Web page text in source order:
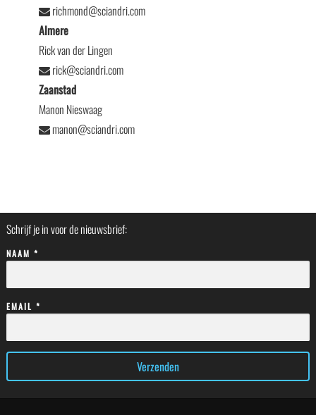
richmond@sciandri.com
Almere
Rick van der Lingen
rick@sciandri.com
Zaanstad
Manon Nieswaag
manon@sciandri.com
Schrijf je in voor de nieuwsbrief:
NAAM *
EMAIL *